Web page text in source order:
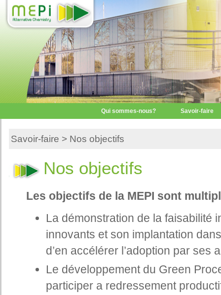
Qui sommes-nous? Savoir-faire
Savoir-faire > Nos objectifs
Nos objectifs
Les objectifs de la MEPI sont
La démonstration de la faisabilité
innovants et son implantation
d’en accélérer l’adoption par ses
Le développement du Green
participer a redressement